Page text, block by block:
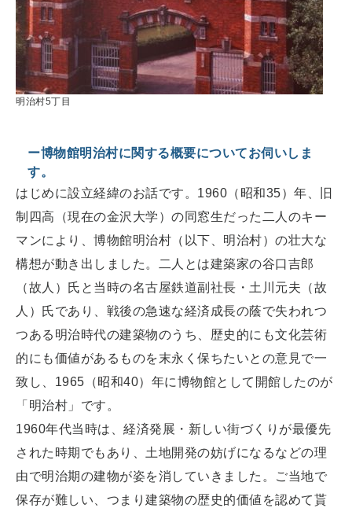
明治村5丁目
ー博物館明治村に関する概要についてお伺いしま
す。
はじめに設立経緯のお話です。1960（昭和35）年、旧
制四高（現在の金沢大学）の同窓生だった二人のキー
マンにより、博物館明治村（以下、明治村）の壮大な
構想が動き出しました。二人とは建築家の谷口吉郎
（故人）氏と当時の名古屋鉄道副社長・土川元夫（故
人）氏であり、戦後の急速な経済成長の蔭で失われつ
つある明治時代の建築物のうち、歴史的にも文化芸術
的にも価値があるものを末永く保ちたいとの意見で一
致し、1965（昭和40）年に博物館として開館したのが
「明治村」です。
1960年代当時は、経済発展・新しい街づくりが最優先
された時期でもあり、土地開発の妨げになるなどの理
由で明治期の建物が姿を消していきました。ご当地で
保存が難しい、つまり建築物の歴史的価値を認めて貰